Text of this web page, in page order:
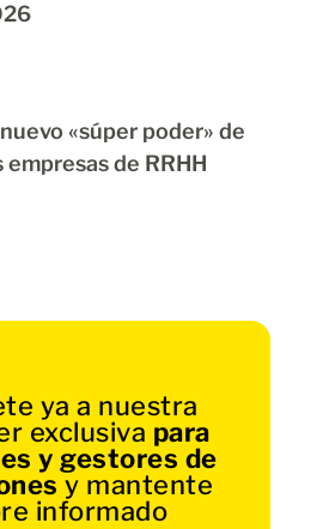
«súper poder» de
empresas de RRHH
ya a nuestra
exclusiva para
y gestores de
y mantente
informado